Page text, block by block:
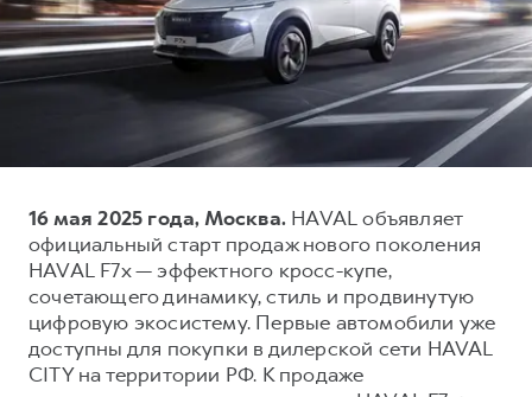
DARGO X
от 3 499 000 ₽
от 2 899 000 ₽
F7X
от 3 599 000 ₽
Тест-драйв
Трейд-ин
КРЕДИТ И СТРАХОВАНИЕ
Страхование
Кредит
КОРПОРАТИВНЫМ КЛИЕНТАМ
Для малого бизнеса
СЕРВИСНОЕ ОБСЛУЖИВАНИЕ
Нулевое ТО
Программа «Помощь на дороге»
Регламенты технического обслуживания
ПОДДЕРЖКА
GWM Безопасность
Гарантия HAVAL
Мобильное приложение GWM
О дилере
Наша команда
16 мая 2025 года, Москва. HAVAL объявляет
официальный старт продаж нового поколения
HAVAL F7x — эффектного кросс-купе,
сочетающего динамику, стиль и продвинутую
цифровую экосистему. Первые автомобили уже
доступны для покупки в дилерской сети HAVAL
CITY на территории РФ. К продаже